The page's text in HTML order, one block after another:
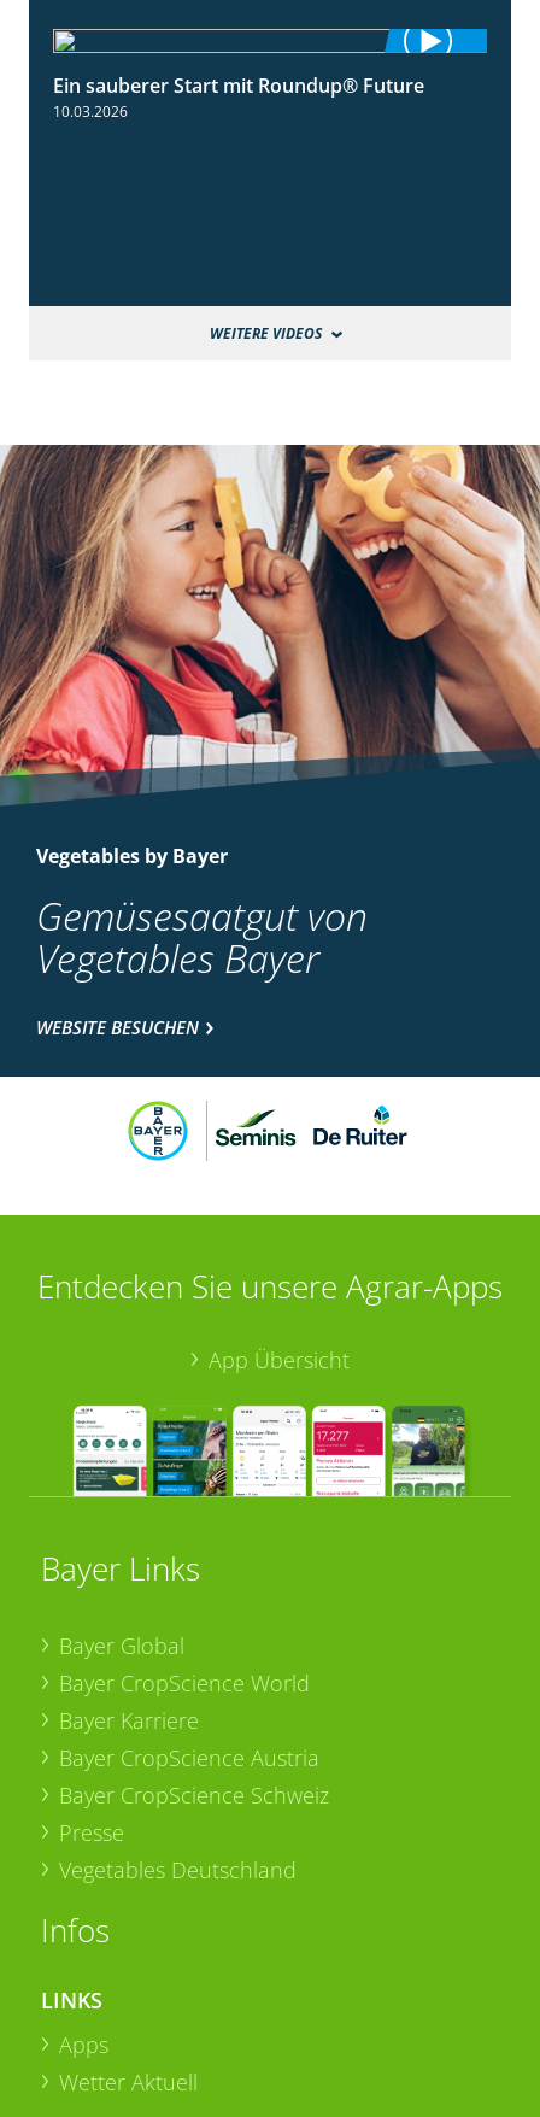
2:01
Ein sauberer Start mit Roundup® Future
10.03.2026
WEITERE VIDEOS
Vegetables by Bayer
Gemüsesaatgut von
Vegetables Bayer
WEBSITE BESUCHEN
Entdecken Sie unsere Agrar-Apps
App Übersicht
Bayer Links
Bayer Global
Bayer CropScience World
Bayer Karriere
Bayer CropScience Austria
Bayer CropScience Schweiz
Presse
Vegetables Deutschland
Infos
LINKS
Apps
Wetter Aktuell